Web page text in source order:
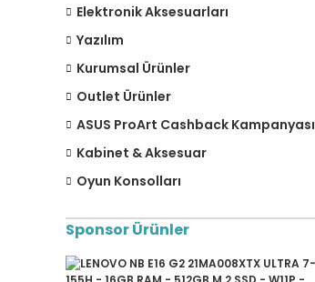
Elektronik Aksesuarları
Yazılım
Kurumsal Ürünler
Outlet Ürünler
ASUS ProArt Cashback Kampanyası
Kabinet & Aksesuar
Oyun Konsolları
Sponsor Ürünler